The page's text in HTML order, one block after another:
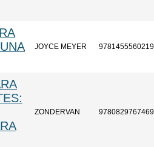
JOYCE MEYER 9781455560219
ZONDERVAN 9780829767469